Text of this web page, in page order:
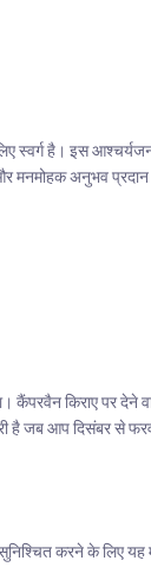
स्वर्ग है। इस
मनमोहक अनुभव प्रदान
किराए पर देने
है जब आप दिसंबर से
करने के लिए